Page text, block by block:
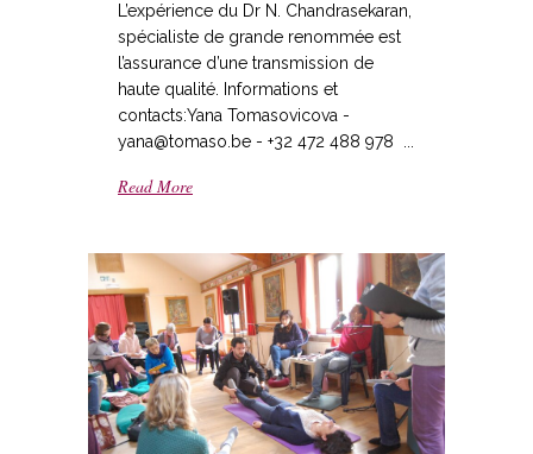
L’expérience du Dr N. Chandrasekaran,
spécialiste de grande renommée est
l’assurance d’une transmission de
haute qualité. Informations et
contacts:Yana Tomasovicova -
yana@tomaso.be - +32 472 488 978 ...
Read More